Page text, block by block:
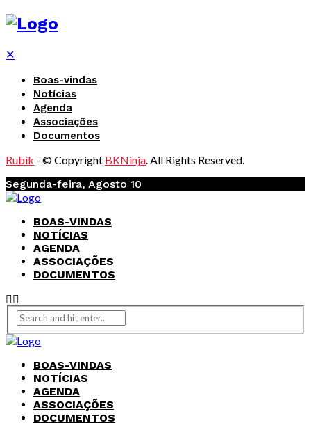
✕
Boas-vindas
Notícias
Agenda
Associações
Documentos
Rubik - © Copyright BKNinja. All Rights Reserved.
Segunda-feira, Agosto 10
BOAS-VINDAS
NOTÍCIAS
AGENDA
ASSOCIAÇÕES
DOCUMENTOS
BOAS-VINDAS
NOTÍCIAS
AGENDA
ASSOCIAÇÕES
DOCUMENTOS